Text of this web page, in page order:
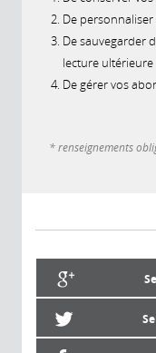
De
De sauvegarder
lecture ultérieure
De gérer vos
* renseignements